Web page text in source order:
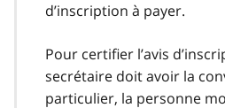
d’inscription à payer.
Pour certifier l’avis
secrétaire doit avoir la
particulier, la personne